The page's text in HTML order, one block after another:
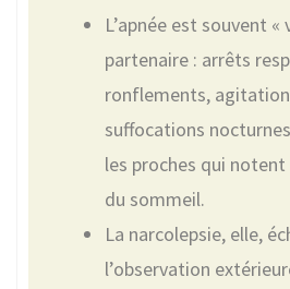
L’apnée est souvent «
partenaire : arrêts
ronflements,
suffocations
les proches qui
du sommeil.
La narcolepsie, elle,
l’observation